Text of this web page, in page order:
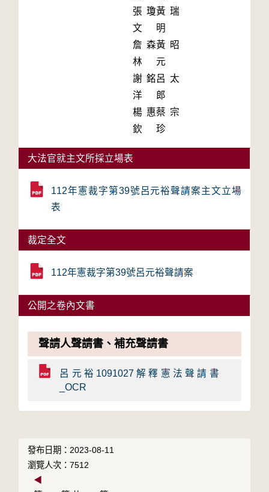
張瓊
文
黃瑞
明
詹森
林
黃昭
元
謝銘
洋
呂太
郎
楊惠
欽
蔡宗
珍
大法官就主文所採立場表
112年憲裁字第39號呂元裕聲請案主文立場
表
裁定全文
112年憲裁字第39號呂元裕聲請案
公開之卷內文書
聲請人聲請書、補充聲請書
呂元裕1091027解釋憲法聲請書
_OCR
發布日期：2023-08-11
瀏覽人次：7512
◀